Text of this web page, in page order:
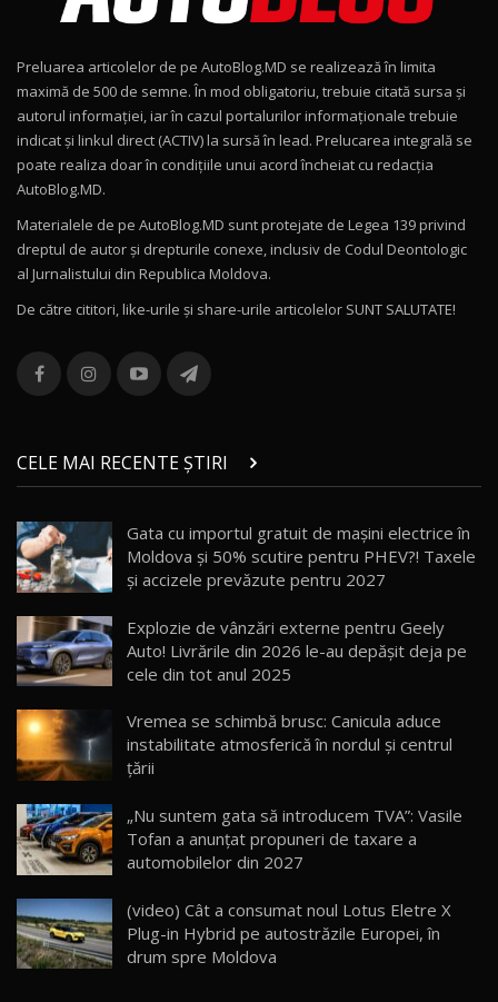
15:22
Mercedes-AMG E 53 HYBRID 4MATIC+ / Test
Drive AutoBlog.MD
16:27
11
Noul Volvo ES90 / Test Drive AutoBlog.MD
12
Noul MG HS / Test Drive AutoBlog.MD
16:48
13
combină aventura cu luxul / AutoBlog.MD
36:08
chinez care face lumea să se întoarcă după el
/ AutoBlog.MD
17:27
15 14:37
16
AutoBlogMD
13:10
17
30:08
Noul Geely EX5 EM-i care a cucerit Moldova
AutoBlog.MD
23:36
20
Noul ZEEKR 7X / Test Drive AutoBlog.MD
29:08
Preluarea articolelor de pe AutoBlog.MD se realizează în limita
maximă de 500 de semne. În mod obligatoriu, trebuie citată sursa și
autorul informației, iar în cazul portalurilor informaționale trebuie
indicat și linkul direct (ACTIV) la sursă în lead. Prelucarea integrală se
poate realiza doar în condițiile unui acord încheiat cu redacţia
AutoBlog.MD.
Materialele de pe AutoBlog.MD sunt protejate de Legea 139 privind
dreptul de autor și drepturile conexe, inclusiv de Codul Deontologic
al Jurnalistului din Republica Moldova.
De către cititori, like-urile şi share-urile articolelor SUNT SALUTATE!
CELE MAI RECENTE ȘTIRI
Gata cu importul gratuit de mașini electrice în
Moldova și 50% scutire pentru PHEV?! Taxele
și accizele prevăzute pentru 2027
Explozie de vânzări externe pentru Geely
Auto! Livrările din 2026 le-au depășit deja pe
cele din tot anul 2025
Vremea se schimbă brusc: Canicula aduce
instabilitate atmosferică în nordul și centrul
țării
„Nu suntem gata să introducem TVA”: Vasile
Tofan a anunțat propuneri de taxare a
automobilelor din 2027
(video) Cât a consumat noul Lotus Eletre X
Plug-in Hybrid pe autostrăzile Europei, în
drum spre Moldova